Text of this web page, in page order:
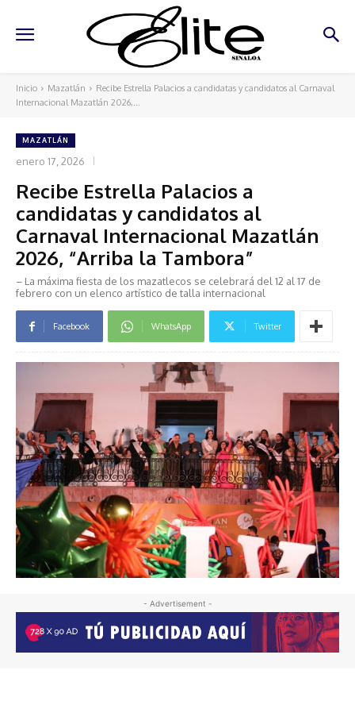
Inicio Mazatlán
Recibe Estrella Palacios a candidatas y candidatos al Carnaval
Internacional Mazatlán 2026,...
MAZATLÁN
enero 17, 2026
Recibe Estrella Palacios a
candidatas y candidatos al
Carnaval Internacional Mazatlán
2026, “Arriba la Tambora”
– La máxima fiesta de los mazatlecos se celebrará del 12 al 17 de
febrero con un elenco artístico de talla internacional
Facebook WhatsApp Twitter
- Advertisement -